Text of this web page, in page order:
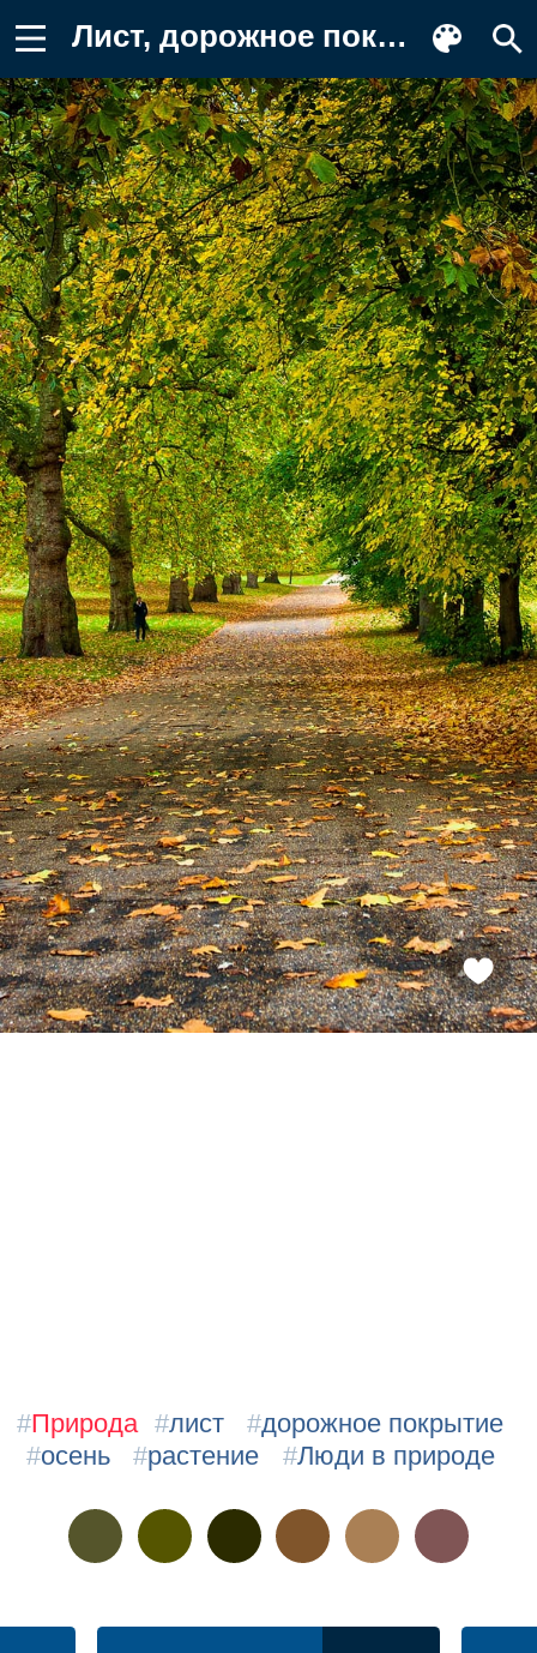
Лист, дорожное покрытие, осень Обои на телефон
#Природа #лист #дорожное покрытие
#осень #растение #Люди в природе